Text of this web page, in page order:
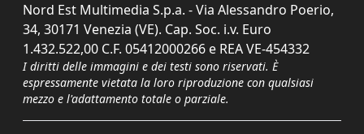
Nord Est Multimedia S.p.a. - Via Alessandro Poerio,
34, 30171 Venezia (VE). Cap. Soc. i.v. Euro
1.432.522,00 C.F. 05412000266 e REA VE-454332
I diritti delle immagini e dei testi sono riservati. È
espressamente vietata la loro riproduzione con qualsiasi
mezzo e l'adattamento totale o parziale.